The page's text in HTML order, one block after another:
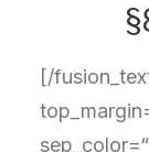
[/